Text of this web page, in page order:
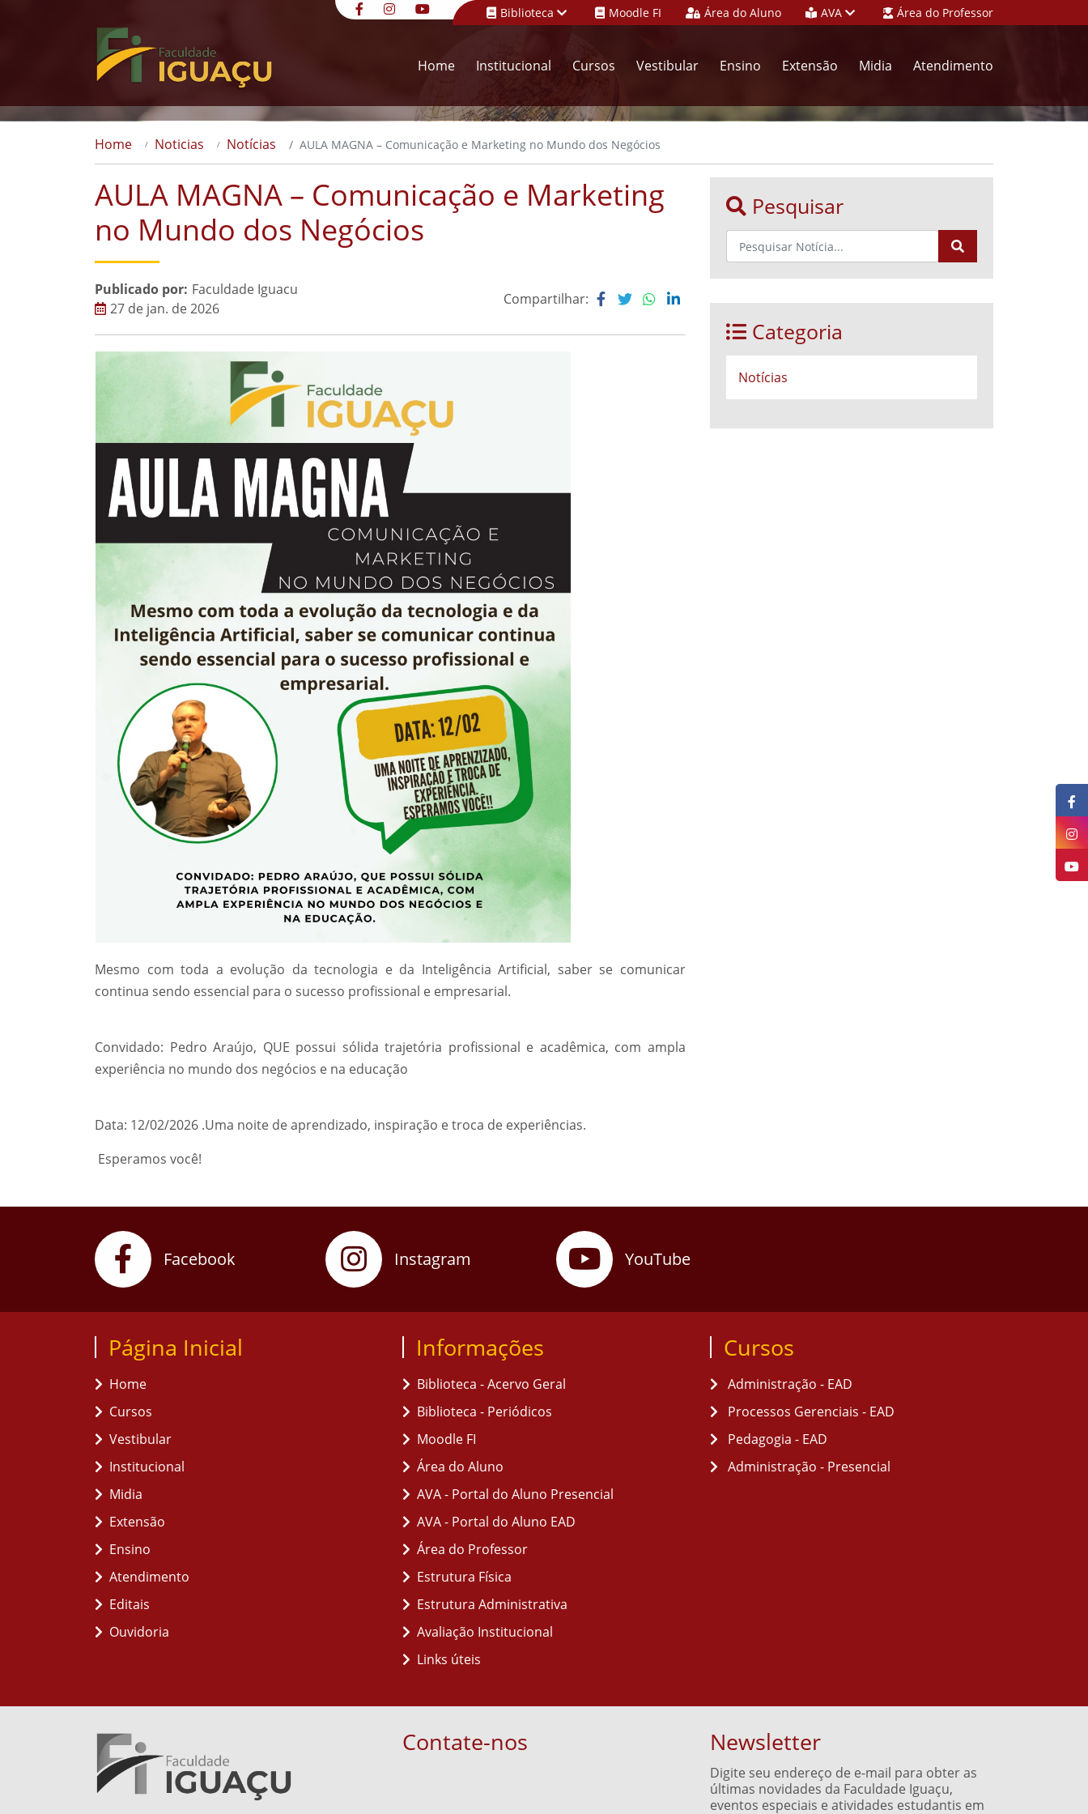
Biblioteca Moodle FI Área do Aluno AVA Área do Professor
Home Institucional Cursos Vestibular Ensino Extensão Midia Atendimento
Home Noticias Notícias AULA MAGNA – Comunicação e Marketing no Mundo dos Negócios
AULA MAGNA – Comunicação e Marketing
no Mundo dos Negócios
Publicado por: Faculdade Iguacu
27 de jan. de 2026
Compartilhar:
Mesmo com toda a evolução da tecnologia e da Inteligência Artificial, saber se comunicar
continua sendo essencial para o sucesso profissional e empresarial.
Convidado: Pedro Araújo, QUE possui sólida trajetória profissional e acadêmica, com ampla
experiência no mundo dos negócios e na educação
Data: 12/02/2026 .Uma noite de aprendizado, inspiração e troca de experiências.
Esperamos você!
Pesquisar
Categoria
Notícias
Facebook Instagram YouTube
Página Inicial
Home
Cursos
Vestibular
Institucional
Midia
Extensão
Ensino
Atendimento
Editais
Ouvidoria
Informações
Biblioteca - Acervo Geral
Biblioteca - Periódicos
Moodle FI
Área do Aluno
AVA - Portal do Aluno Presencial
AVA - Portal do Aluno EAD
Área do Professor
Estrutura Física
Estrutura Administrativa
Avaliação Institucional
Links úteis
Cursos
Administração - EAD
Processos Gerenciais - EAD
Pedagogia - EAD
Administração - Presencial
Contate-nos Newsletter
Digite seu endereço de e-mail para obter as
últimas novidades da Faculdade Iguaçu,
eventos especiais e atividades estudantis em